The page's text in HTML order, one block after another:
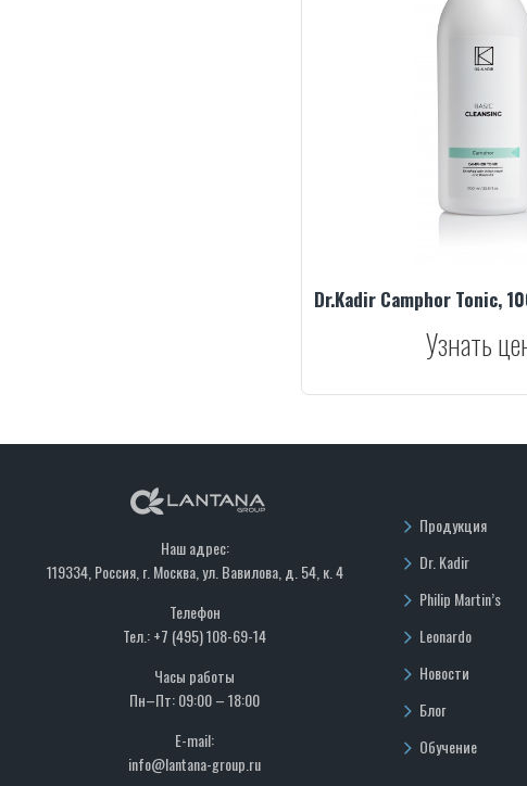
Dr.Kadir Camphor Tonic,
Узнать
Наш адрес:
119334, Россия, г. Москва, ул. Вавилова, д. 54, к. 4
Телефон
Тел.: +7 (495) 108-69-14
Часы работы
Пн–Пт: 09:00 – 18:00
E-mail:
info@lantana-group.ru
Продукция
Dr. Kadir
Philip Martin’s
Leonardo
Новости
Блог
Обучение